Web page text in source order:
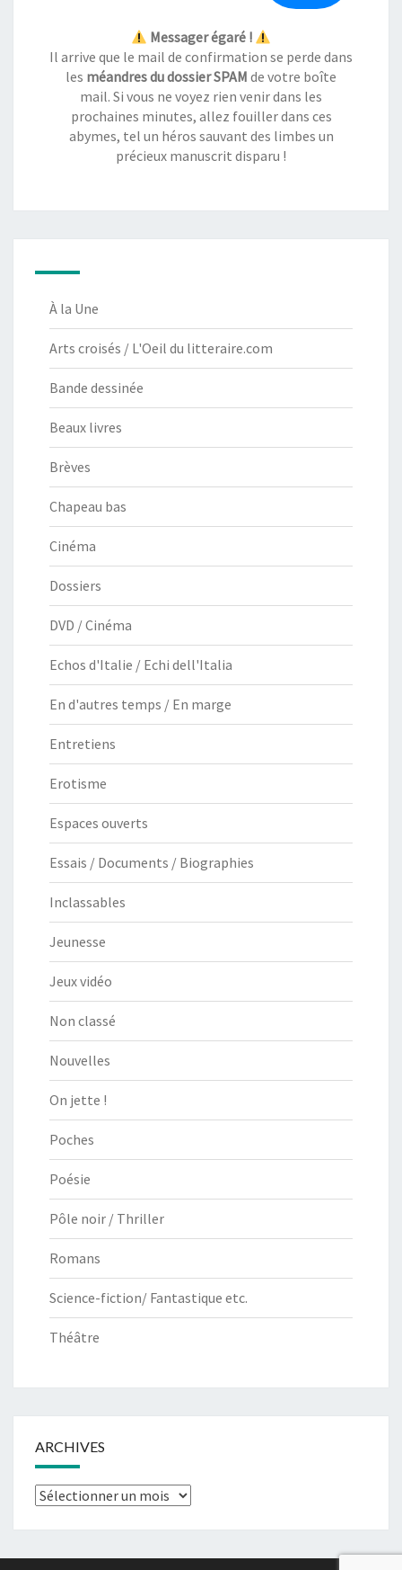
Messager égaré !
Il arrive que le mail de confirmation se perde dans
les méandres du dossier SPAM de votre boîte
mail. Si vous ne voyez rien venir dans les
prochaines minutes, allez fouiller dans ces
abymes, tel un héros sauvant des limbes un
précieux manuscrit disparu !
À la Une
Arts croisés / L'Oeil du litteraire.com
Bande dessinée
Beaux livres
Brèves
Chapeau bas
Cinéma
Dossiers
DVD / Cinéma
Echos d'Italie / Echi dell'Italia
En d'autres temps / En marge
Entretiens
Erotisme
Espaces ouverts
Essais / Documents / Biographies
Inclassables
Jeunesse
Jeux vidéo
Non classé
Nouvelles
On jette !
Poches
Poésie
Pôle noir / Thriller
Romans
Science-fiction/ Fantastique etc.
Théâtre
ARCHIVES
Archives